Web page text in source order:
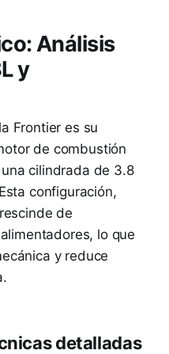
Análisis
y
Frontier es su
de combustión
cilindrada de 3.8
configuración,
de
lo que
y reduce
detalladas